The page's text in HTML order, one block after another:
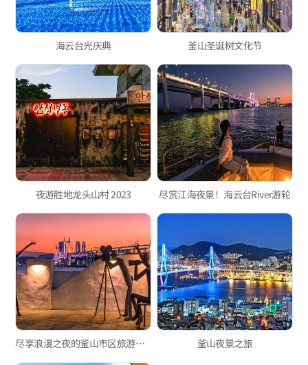
海云台光庆典 釜山圣诞树文化节
夜游胜地龙头山村 2023 尽赏江海夜景！海云台River游轮
尽享浪漫之夜的釜山市区旅游巴士夜景之旅大桥兜风 釜山夜景之旅